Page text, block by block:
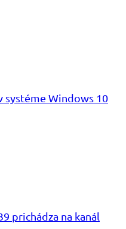
systéme Windows 10
prichádza na kanál